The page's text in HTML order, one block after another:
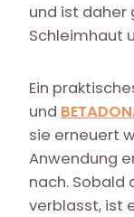
und ist daher
Schleimhaut
Ein
und
sie erneuert
Anwendung
nach. Sobald
verblasst, ist